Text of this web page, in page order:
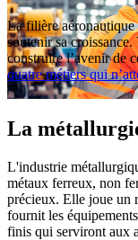
La filière aéronautique
soutenir sa
construire l’avenir de
quatre métiers qui
La
L'industrie
métaux ferreux, non
précieux. Elle joue un
fournit les
finis qui serviront aux